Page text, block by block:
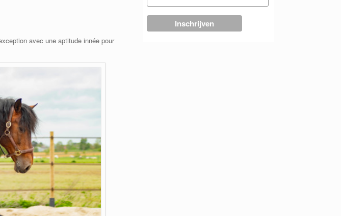
avec une aptitude innée pour